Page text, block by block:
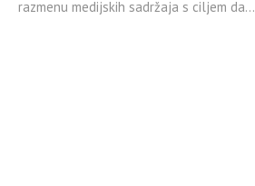
razmenu medijskih sadržaja s ciljem da…